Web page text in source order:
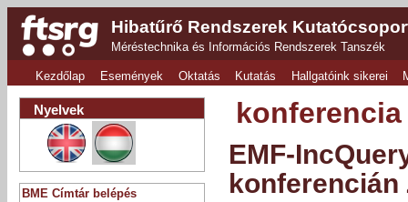
Hibatűrő Rendszerek
Méréstechnika és Információs Rendszerek Tanszék
Kezdőlap Események Oktatás Kutatás Hallgatóink sikerei
konferencia
EMF-
Nyelvek
BME Címtár belépés